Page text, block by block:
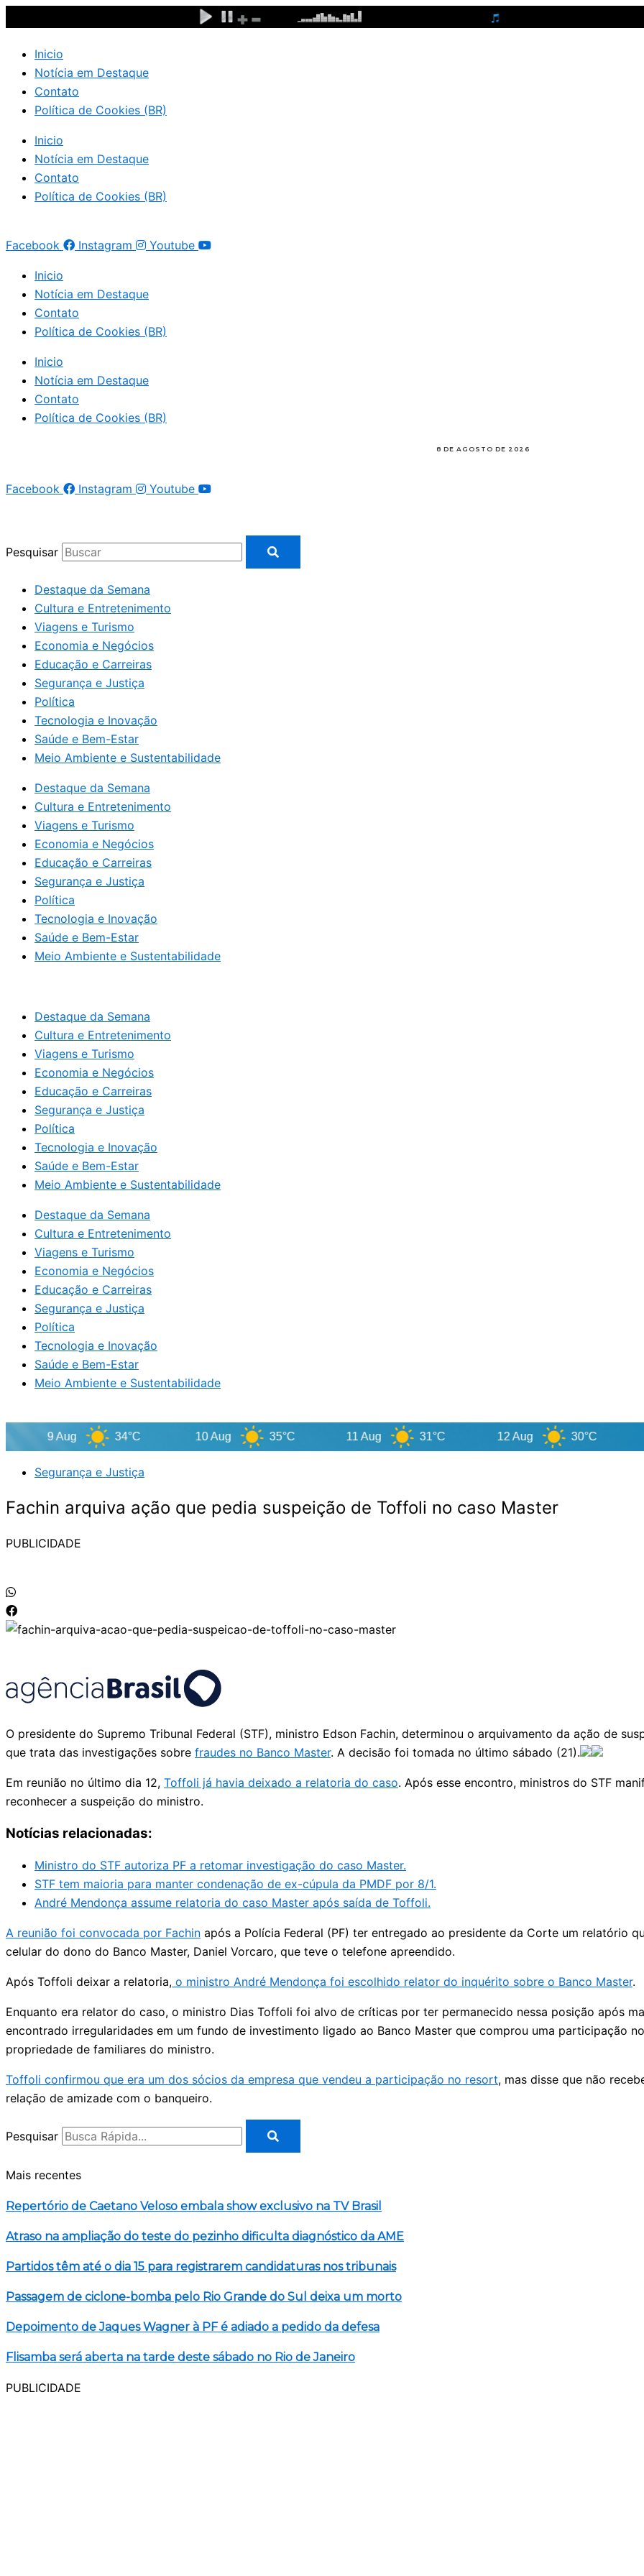
Ir
para
conteúdo
Inicio
Notícia em Destaque
Contato
Política de Cookies (BR)
Inicio
Notícia em Destaque
Contato
Política de Cookies (BR)
Facebook Instagram Youtube
Inicio
Notícia em Destaque
Contato
Política de Cookies (BR)
Inicio
Notícia em Destaque
Contato
Política de Cookies (BR)
Facebook Instagram Youtube
Pesquisar
Destaque da Semana
Cultura e Entretenimento
Viagens e Turismo
Economia e Negócios
Educação e Carreiras
Segurança e Justiça
Política
Tecnologia e Inovação
Saúde e Bem-Estar
Meio Ambiente e Sustentabilidade
Destaque da Semana
Cultura e Entretenimento
Viagens e Turismo
Economia e Negócios
Educação e Carreiras
Segurança e Justiça
Política
Tecnologia e Inovação
Saúde e Bem-Estar
Meio Ambiente e Sustentabilidade
Destaque da Semana
Cultura e Entretenimento
Viagens e Turismo
Economia e Negócios
Educação e Carreiras
Segurança e Justiça
Política
Tecnologia e Inovação
Saúde e Bem-Estar
Meio Ambiente e Sustentabilidade
Destaque da Semana
Cultura e Entretenimento
Viagens e Turismo
Economia e Negócios
Educação e Carreiras
Segurança e Justiça
Política
Tecnologia e Inovação
Saúde e Bem-Estar
Meio Ambiente e Sustentabilidade
34°C 10 Aug 35°C 11 Aug 31°C 12 Aug 30°C 13
Segurança e Justiça
Fachin arquiva ação que pedia suspeição de Toffoli no caso Master
PUBLICIDADE
O presidente do Supremo Tribunal Federal (STF), ministro Edson Fachin, determinou o arquivamento da ação de
que trata das investigações sobre fraudes no Banco Master. A decisão foi tomada no último sábado (21).
Em reunião no último dia 12, Toffoli já havia deixado a relatoria do caso. Após esse encontro, ministros do STF
reconhecer a suspeição do ministro.
Notícias relacionadas:
Ministro do STF autoriza PF a retomar investigação do caso Master.
STF tem maioria para manter condenação de ex-cúpula da PMDF por 8/1.
André Mendonça assume relatoria do caso Master após saída de Toffoli.
A reunião foi convocada por Fachin após a Polícia Federal (PF) ter entregado ao presidente da Corte um relatório
celular do dono do Banco Master, Daniel Vorcaro, que teve o telefone apreendido.
Após Toffoli deixar a relatoria, o ministro André Mendonça foi escolhido relator do inquérito sobre o Banco Master.
Enquanto era relator do caso, o ministro Dias Toffoli foi alvo de críticas por ter permanecido nessa posição após
encontrado irregularidades em um fundo de investimento ligado ao Banco Master que comprou uma participação
propriedade de familiares do ministro.
Toffoli confirmou que era um dos sócios da empresa que vendeu a participação no resort, mas disse que não
relação de amizade com o banqueiro.
Pesquisar
Mais recentes
Repertório de Caetano Veloso embala show exclusivo na TV Brasil
Atraso na ampliação do teste do pezinho dificulta diagnóstico da AME
Partidos têm até o dia 15 para registrarem candidaturas nos tribunais
Passagem de ciclone-bomba pelo Rio Grande do Sul deixa um morto
Depoimento de Jaques Wagner à PF é adiado a pedido da defesa
Flisamba será aberta na tarde deste sábado no Rio de Janeiro
PUBLICIDADE